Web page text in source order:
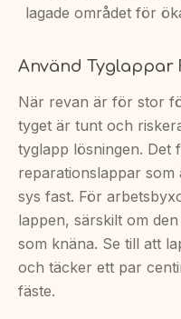
lagade området för
Använd Tyglappar
När revan är för stor
tyget är tunt och
tyglapp lösningen. Det
reparationslappar
sys fast. För
lappen, särskilt om
som knäna. Se till att
och täcker ett par
fäste.